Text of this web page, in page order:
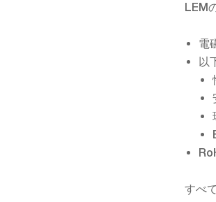
LEM
電
以
すべ